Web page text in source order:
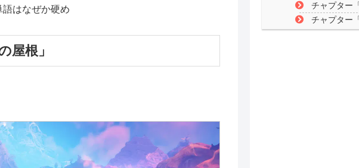
はなぜか硬め
屋根」
チャプター
チャプター